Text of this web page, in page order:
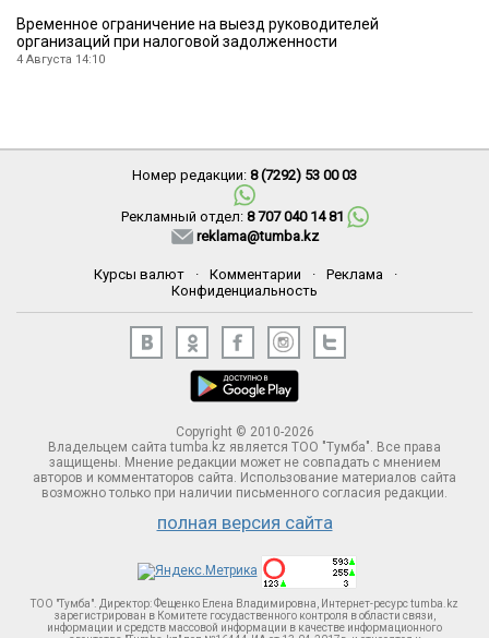
Временное ограничение на выезд руководителей
организаций при налоговой задолженности
4 Августа 14:10
Номер редакции: 8 (7292) 53 00 03
Рекламный отдел: 8 707 040 14 81
reklama@tumba.kz
Курсы валют · Комментарии · Реклама
·
Конфиденциальность
Copyright © 2010-2026
Владельцем сайта tumba.kz является ТОО "Тумба". Все права
защищены. Мнение редакции может не совпадать с мнением
авторов и комментаторов сайта. Использование материалов сайта
возможно только при наличии письменного согласия редакции.
полная версия сайта
ТОО "Тумба". Директор: Фещенко Елена Владимировна, Интернет-ресурс tumba.kz
зарегистрирован в Комитете госудаственного контроля в области связи,
информации и средств массовой информации в качестве информационного